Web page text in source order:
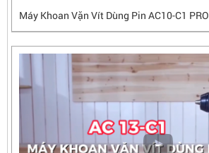
Máy Khoan Vặn Vít Dùng Pin AC10-C1 PRO